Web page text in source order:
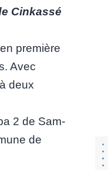
Cinkassé
première
Avec
deux
2 de Sam-
de